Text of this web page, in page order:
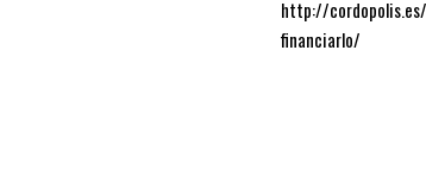
http://
financiarlo/